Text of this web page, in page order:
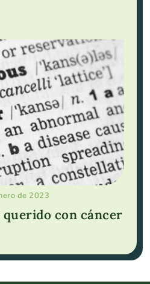
de 2023
con cáncer